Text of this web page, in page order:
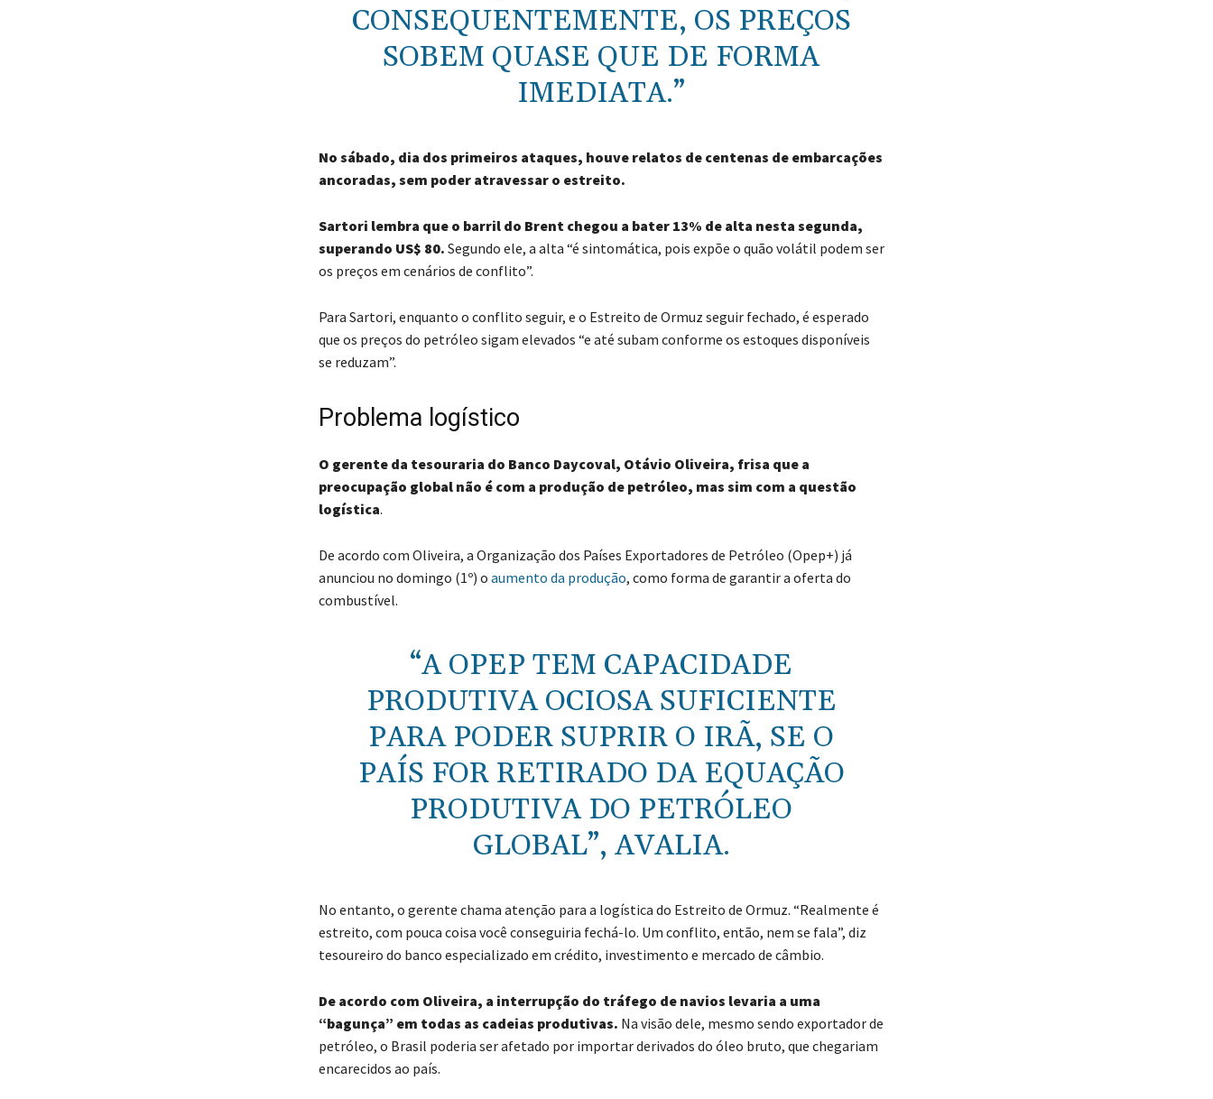
CONSEQUENTEMENTE, OS PREÇOS
SOBEM QUASE QUE DE FORMA
IMEDIATA.”
No sábado, dia dos primeiros ataques, houve relatos de centenas de embarcações
ancoradas, sem poder atravessar o estreito.
Sartori lembra que o barril do Brent chegou a bater 13% de alta nesta segunda,
superando US$ 80. Segundo ele, a alta “é sintomática, pois expõe o quão volátil podem ser
os preços em cenários de conflito”.
Para Sartori, enquanto o conflito seguir, e o Estreito de Ormuz seguir fechado, é esperado
que os preços do petróleo sigam elevados “e até subam conforme os estoques disponíveis
se reduzam”.
Problema logístico
O gerente da tesouraria do Banco Daycoval, Otávio Oliveira, frisa que a
preocupação global não é com a produção de petróleo, mas sim com a questão
logística.
De acordo com Oliveira, a Organização dos Países Exportadores de Petróleo (Opep+) já
anunciou no domingo (1º) o aumento da produção, como forma de garantir a oferta do
combustível.
“A OPEP TEM CAPACIDADE
PRODUTIVA OCIOSA SUFICIENTE
PARA PODER SUPRIR O IRÃ, SE O
PAÍS FOR RETIRADO DA EQUAÇÃO
PRODUTIVA DO PETRÓLEO
GLOBAL”, AVALIA.
No entanto, o gerente chama atenção para a logística do Estreito de Ormuz. “Realmente é
estreito, com pouca coisa você conseguiria fechá-lo. Um conflito, então, nem se fala”, diz
tesoureiro do banco especializado em crédito, investimento e mercado de câmbio.
De acordo com Oliveira, a interrupção do tráfego de navios levaria a uma
“bagunça” em todas as cadeias produtivas. Na visão dele, mesmo sendo exportador de
petróleo, o Brasil poderia ser afetado por importar derivados do óleo bruto, que chegariam
encarecidos ao país.